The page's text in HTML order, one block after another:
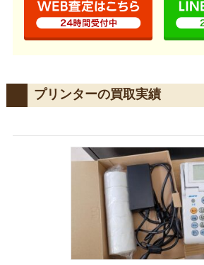
プリンターの買取実績